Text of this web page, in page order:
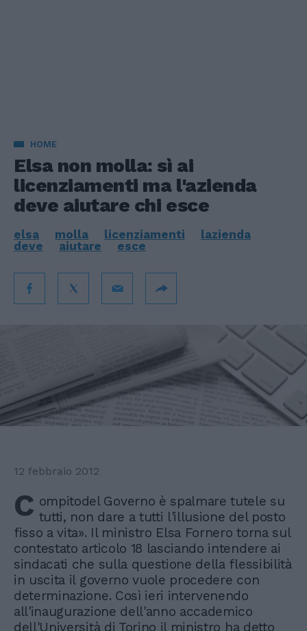
HOME
Elsa non molla: sì ai
licenziamenti ma l'azienda
deve aiutare chi esce
elsa molla licenziamenti
lazienda
deve
aiutare esce
12 febbraio 2012
C ompitodel Governo è spalmare tutele su
tutti, non dare a tutti l'illusione del posto
fisso a vita». Il ministro Elsa Fornero torna sul
contestato articolo 18 lasciando intendere ai
sindacati che sulla questione della flessibilità
in uscita il governo vuole procedere con
determinazione. Così ieri intervenendo
all'inaugurazione dell'anno accademico
dell'Università di Torino il ministro ha detto